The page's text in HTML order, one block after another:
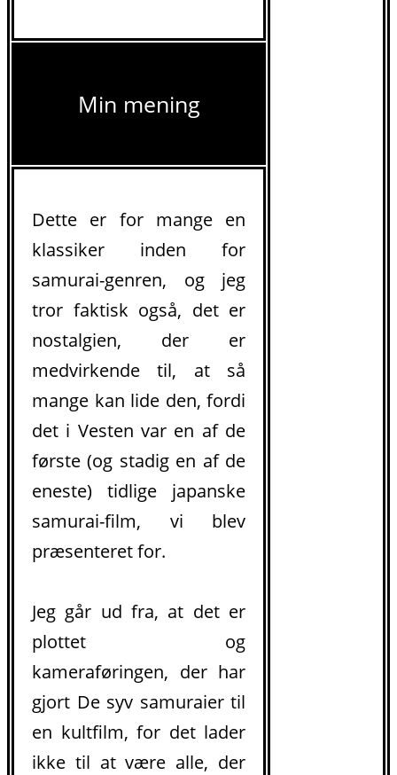
Min mening
Dette er for mange en
klassiker inden for
samurai-genren, og jeg
tror faktisk også, det er
nostalgien, der er
medvirkende til, at så
mange kan lide den, fordi
det i Vesten var en af de
første (og stadig en af de
eneste) tidlige japanske
samurai-film, vi blev
præsenteret for.
Jeg går ud fra, at det er
plottet og
kameraføringen, der har
gjort De syv samuraier til
en kultfilm, for det lader
ikke til at være alle, der